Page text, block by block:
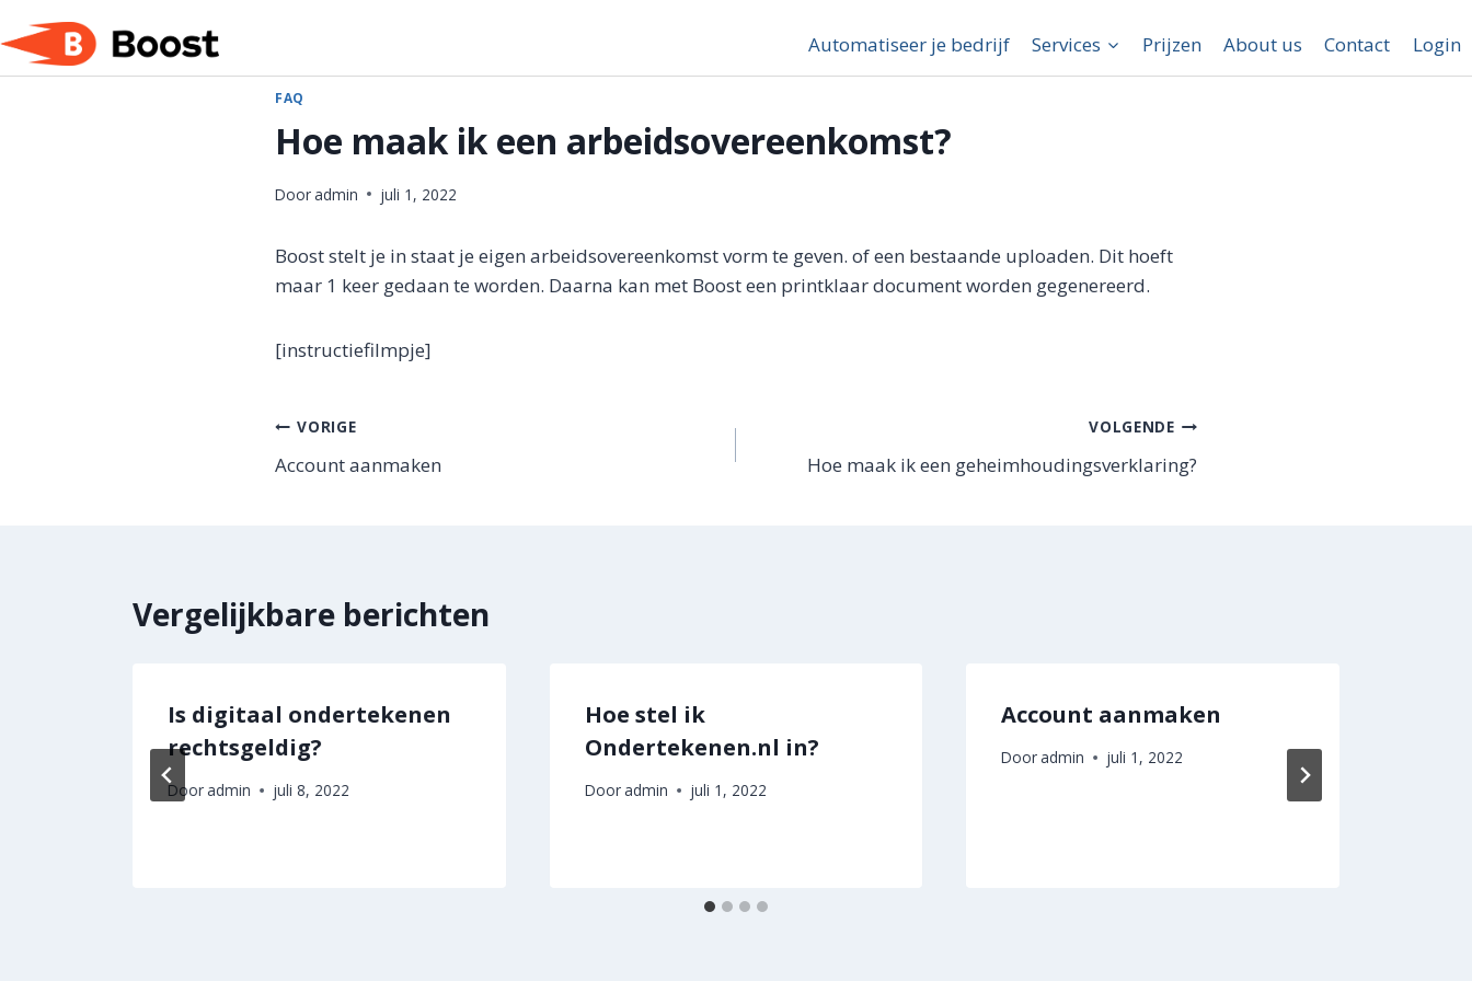
naar
inhoud
Automatiseer je bedrijf Services Prijzen About us Contact Login
FAQ
Hoe maak ik een arbeidsovereenkomst?
Dooradmin juli 1, 2022
Boost stelt je in staat je eigen arbeidsovereenkomst vorm te geven. of een bestaande uploaden. Dit hoeft
maar 1 keer gedaan te worden. Daarna kan met Boost een printklaar document worden gegenereerd.
[instructiefilmpje]
Bericht
navigatie
VORIGE
Account aanmaken
VOLGENDE
Hoe maak ik een geheimhoudingsverklaring?
Vergelijkbare berichten
Is digitaal ondertekenen
rechtsgeldig?
Door admin juli 8, 2022
Hoe stel ik
Ondertekenen.nl in?
Dooradmin juli 1, 2022
Account aanmaken
Dooradmin juli 1, 2022